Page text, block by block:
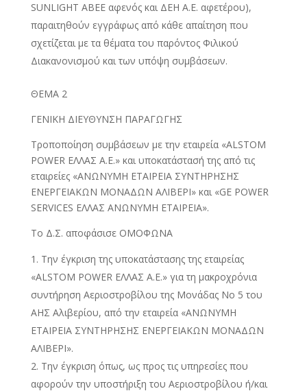
SUNLIGHT ABEE αφενός και ΔΕΗ Α.Ε. αφετέρου),
παραιτηθούν εγγράφως από κάθε απαίτηση που
σχετίζεται με τα θέματα του παρόντος Φιλικού
Διακανονισμού και των υπόψη συμβάσεων.
ΘΕΜΑ 2
ΓΕΝΙΚΗ ΔΙΕΥΘΥΝΣΗ ΠΑΡΑΓΩΓΗΣ
Τροποποίηση συμβάσεων με την εταιρεία «ALSTOM
POWER ΕΛΛΑΣ Α.Ε.» και υποκατάστασή της από τις
εταιρείες «ΑΝΩΝΥΜΗ ΕΤΑΙΡΕΙΑ ΣΥΝΤΗΡΗΣΗΣ
ΕΝΕΡΓΕΙΑΚΩΝ ΜΟΝΑΔΩΝ ΑΛΙΒΕΡΙ» και «GE POWER
SERVICES ΕΛΛΑΣ ΑΝΩΝΥΜΗ ΕΤΑΙΡΕΙΑ».
Το Δ.Σ. αποφάσισε ΟΜΟΦΩΝΑ
Την έγκριση της υποκατάστασης της εταιρείας
«ALSTOM POWER ΕΛΛΑΣ A.E.» για τη μακροχρόνια
συντήρηση Αεριοστροβίλου της Μονάδας Νο 5 του
ΑΗΣ Αλιβερίου, από την εταιρεία «ΑΝΩΝΥΜΗ
ΕΤΑΙΡΕΙΑ ΣΥΝΤΗΡΗΣΗΣ ΕΝΕΡΓΕΙΑΚΩΝ ΜΟΝΑΔΩΝ
ΑΛΙΒΕΡΙ».
Την έγκριση όπως, ως προς τις υπηρεσίες που
αφορούν την υποστήριξη του Αεριοστροβίλου ή/και